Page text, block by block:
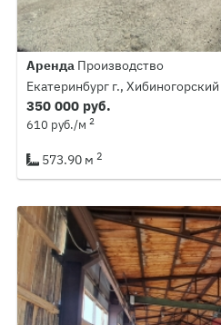
Аренда Производство
Екатеринбург г.,
350 000 руб.
610 руб./м 2
573.90 м 2